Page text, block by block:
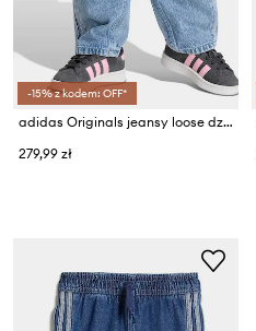
-15% z kodem: OFF*
adidas Originals jeansy loose dziecięce
279,99 zł